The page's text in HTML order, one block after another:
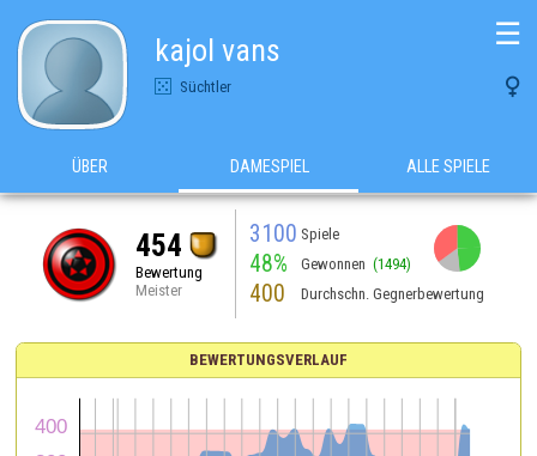
kajol vans
Süchtler 
☰
ÜBER DAMESPIEL ALLE SPIELE
454
Bewertung
Meister
3100 Spiele
48% Gewonnen (1494)
400 Durchschn. Gegnerbewertung
BEWERTUNGSVERLAUF